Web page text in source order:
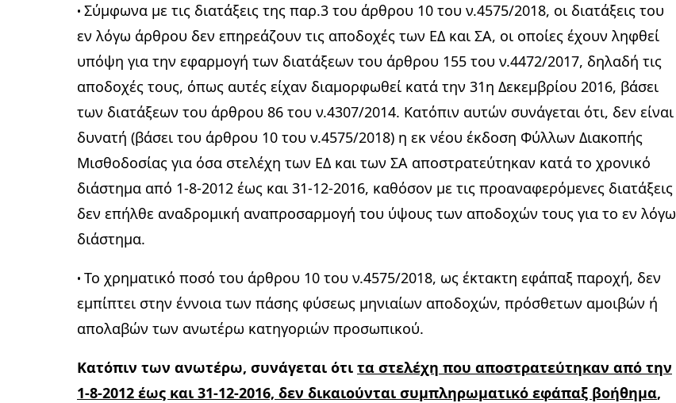
• Σύμφωνα με τις διατάξεις της παρ.3 του άρθρου 10 του ν.4575/2018, οι διατάξεις του
εν λόγω άρθρου δεν επηρεάζουν τις αποδοχές των ΕΔ και ΣΑ, οι οποίες έχουν ληφθεί
υπόψη για την εφαρμογή των διατάξεων του άρθρου 155 του ν.4472/2017, δηλαδή τις
αποδοχές τους, όπως αυτές είχαν διαμορφωθεί κατά την 31η Δεκεμβρίου 2016, βάσει
των διατάξεων του άρθρου 86 του ν.4307/2014. Κατόπιν αυτών συνάγεται ότι, δεν είναι
δυνατή (βάσει του άρθρου 10 του ν.4575/2018) η εκ νέου έκδοση Φύλλων Διακοπής
Μισθοδοσίας για όσα στελέχη των ΕΔ και των ΣΑ αποστρατεύτηκαν κατά το χρονικό
διάστημα από 1-8-2012 έως και 31-12-2016, καθόσον με τις προαναφερόμενες διατάξεις
δεν επήλθε αναδρομική αναπροσαρμογή του ύψους των αποδοχών τους για το εν λόγω
διάστημα.
• Το χρηματικό ποσό του άρθρου 10 του ν.4575/2018, ως έκτακτη εφάπαξ παροχή, δεν
εμπίπτει στην έννοια των πάσης φύσεως μηνιαίων αποδοχών, πρόσθετων αμοιβών ή
απολαβών των ανωτέρω κατηγοριών προσωπικού.
Κατόπιν των ανωτέρω, συνάγεται ότι τα στελέχη που αποστρατεύτηκαν από την
1-8-2012 έως και 31-12-2016, δεν δικαιούνται συμπληρωματικό εφάπαξ βοήθημα,